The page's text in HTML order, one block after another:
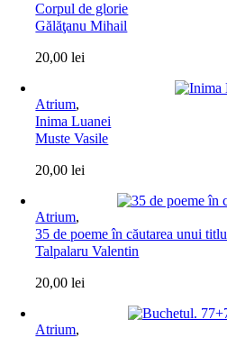
Corpul de glorie
Gălăţanu Mihail
20,00lei
Atrium,
Inima Luanei
Muste Vasile
20,00lei
Atrium,
35 de poeme în căutarea unui titlu
Talpalaru Valentin
20,00lei
Atrium,